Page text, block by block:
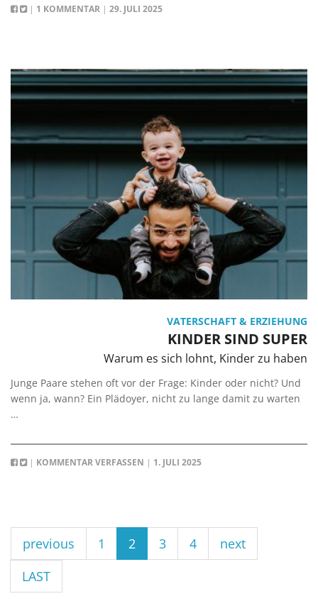
| 1 KOMMENTAR | 29. JULI 2025
VATERSCHAFT & ERZIEHUNG
KINDER SIND SUPER
Warum es sich lohnt, Kinder zu haben
Junge Paare stehen oft vor der Frage: Kinder oder nicht? Und
wenn ja, wann? Ein Plädoyer, nicht zu lange damit zu warten
…
| KOMMENTAR VERFASSEN | 1. JULI 2025
previous 1 2 3 4
next
LAST